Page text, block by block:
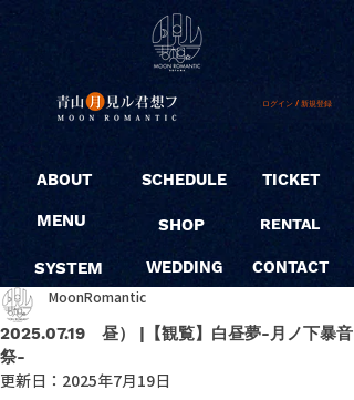
ログイン / 新規登録
ABOUT
MENU
SYSTEM
SCHEDULE
SHOP
WEDDING
TICKET
RENTAL
CONTACT
2025.07.19 昼） |【観覧】白昼夢-月ノ下暴音
祭-
MoonRomantic
更新日： 2025年7月19日